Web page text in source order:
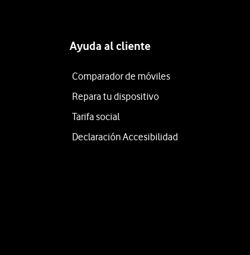
Ayuda al cliente
Comparador de móviles
Repara tu dispositivo
Tarifa social
Declaración Accesibilidad